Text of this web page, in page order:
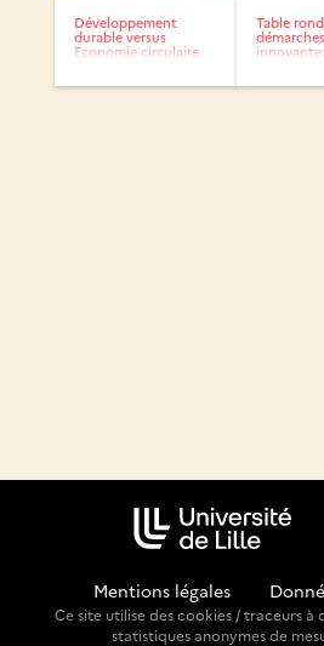
Développement
durable versus
Economie circulaire
Table
démarches
Mentions légales
Ce site utilise des cookies / traceurs à
statistiques anonymes de